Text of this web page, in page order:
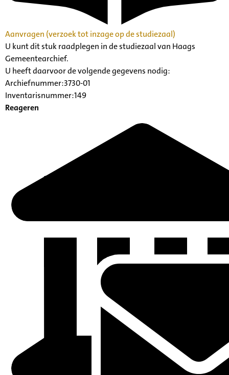
Aanvragen (verzoek tot inzage op de studiezaal)
U kunt dit stuk raadplegen in de studiezaal van Haags
Gemeentearchief.
U heeft daarvoor de volgende gegevens nodig:
Archiefnummer:3730-01
Inventarisnummer:149
Reageren